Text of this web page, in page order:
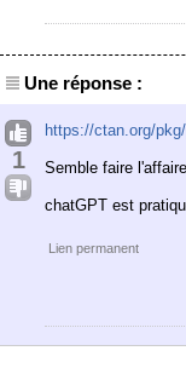
Une réponse :
1
https://ctan.org/
Semble faire
chatGPT est
Lien permanent